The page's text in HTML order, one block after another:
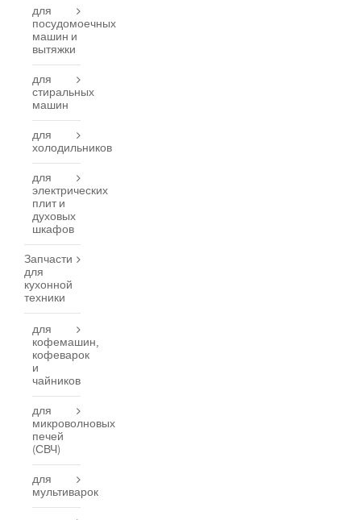
для
посудомоечных
машин и
вытяжки
для
стиральных
машин
для
холодильников
для
электрических
плит и
духовых
шкафов
Запчасти
для
кухонной
техники
для
кофемашин,
кофеварок
и
чайников
для
микроволновых
печей
(СВЧ)
для
мультиварок